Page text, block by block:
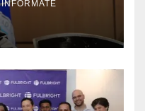
INFÓRMATE